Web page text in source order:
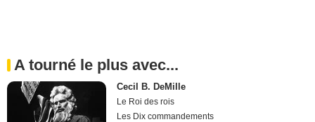
A tourné le plus avec...
Cecil B. DeMille
Le Roi des rois
Les Dix commandements